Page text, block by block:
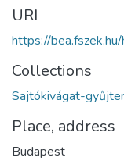
URI
https://
Collections
Sajtókivágat-
Place, address
Budapest